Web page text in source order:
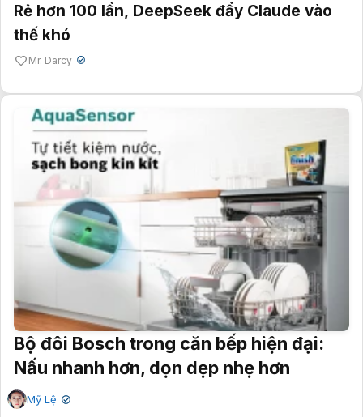
Rẻ hơn 100 lần, DeepSeek đẩy Claude vào
thế khó
Mr. Darcy ✔
Bộ đôi Bosch trong căn bếp hiện đại:
Nấu nhanh hơn, dọn dẹp nhẹ hơn
Mỹ Lệ ✔